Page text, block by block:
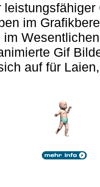
im
Gif
auf für